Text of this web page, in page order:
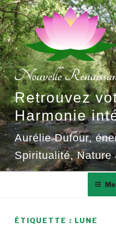
Aller
au
contenu
principal
Retrouvez
Harmonie
Aurélie Dufour,
Spiritualité, Nature
ÉTIQUETTE : LUNE